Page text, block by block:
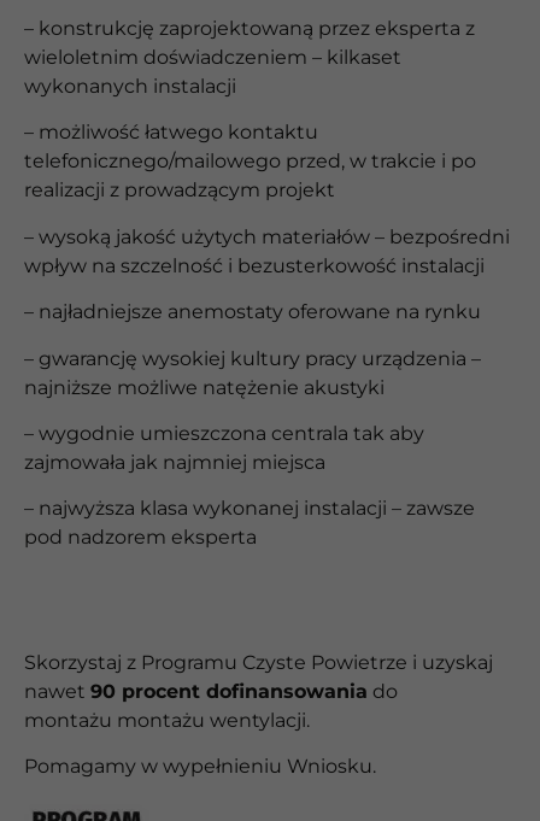
– konstrukcję zaprojektowaną przez eksperta z
wieloletnim doświadczeniem – kilkaset
wykonanych instalacji
– możliwość łatwego kontaktu
telefonicznego/mailowego przed, w trakcie i po
realizacji z prowadzącym projekt
– wysoką jakość użytych materiałów – bezpośredni
wpływ na szczelność i bezusterkowość instalacji
– najładniejsze anemostaty oferowane na rynku
– gwarancję wysokiej kultury pracy urządzenia –
najniższe możliwe natężenie akustyki
– wygodnie umieszczona centrala tak aby
zajmowała jak najmniej miejsca
– najwyższa klasa wykonanej instalacji – zawsze
pod nadzorem eksperta
Skorzystaj z Programu Czyste Powietrze i uzyskaj
nawet 90 procent dofinansowania do
montażu montażu wentylacji.
Pomagamy w wypełnieniu Wniosku.